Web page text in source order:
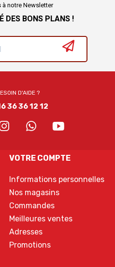
notre Newsletter
DES BONS PLANS !
D'AIDE ?
36 36 12 12
VOTRE COMPTE
Informations personnelles
Nos magasins
Commandes
Meilleures ventes
Adresses
Promotions